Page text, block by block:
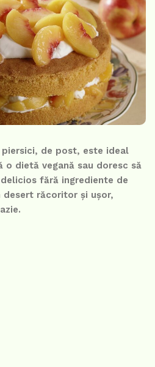
de post, este ideal
o dietă vegană sau doresc să
fără ingrediente de
desert răcoritor și ușor,